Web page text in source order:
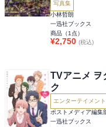
写真集
小林哲朗
一迅社ブックス
商品（1 点）
¥2,750 (税込)
TVアニメ ヲ
ク
エンターテイメント
ポストメディア編集
一迅社ブックス